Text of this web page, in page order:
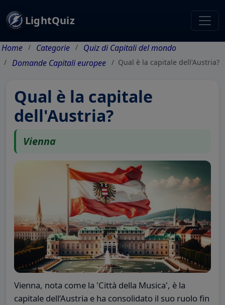
LightQuiz
Home Categorie
Quiz di Capitali del mondo
Domande Capitali europee
Qual è la capitale dell'Austria?
Qual è la capitale
dell'Austria?
Vienna
Vienna, nota come la 'Città della Musica', è la
capitale dell’Austria e ha consolidato il suo ruolo fin